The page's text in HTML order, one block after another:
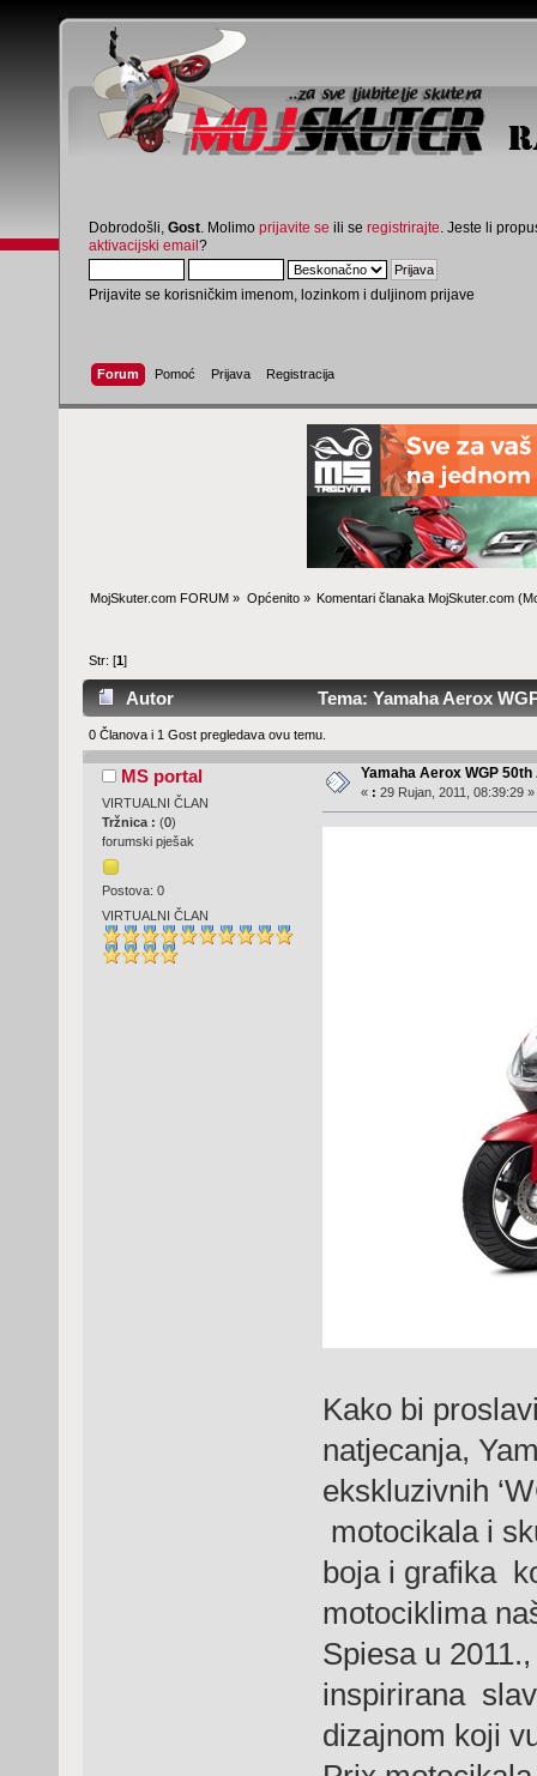
Dobrodošli, Gost . Molimo prijavite se ili se registrirajte . Jeste li
aktivacijski email?
Prijavite se korisničkim imenom, lozinkom i duljinom prijave
Forum Pomoć Prijava Registracija
MojSkuter.com FORUM » Općenito» Komentari članaka MojSkuter.com
Str: [1]
Autor Tema: Yamaha Aerox
0 Članova i 1 Gost pregledava ovu temu.
MS portal
VIRTUALNI ČLAN
Tržnica : (0)
forumski pješak
Postova: 0
VIRTUALNI ČLAN
Yamaha Aerox WGP
« : 29 Rujan, 2011, 08:39:29 »
Kako bi
natjecanja,
ekskluzivnih
motocikala i
boja i grafika
motociklima
Spiesa u
inspirirana
dizajnom koji